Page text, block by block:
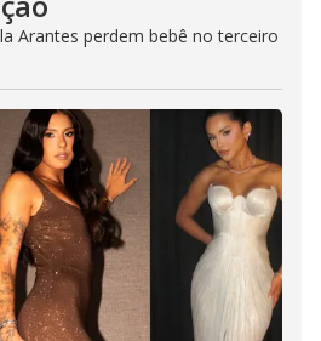
Arantes perdem bebê no terceiro